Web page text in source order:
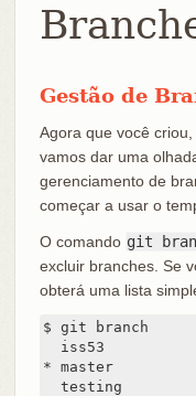
Gestão de
Agora que você
vamos dar uma
gerenciamento de
começar a usar o
O comando git
excluir branches. Se
obterá uma lista
$ git branch
  iss53
* master
  testing